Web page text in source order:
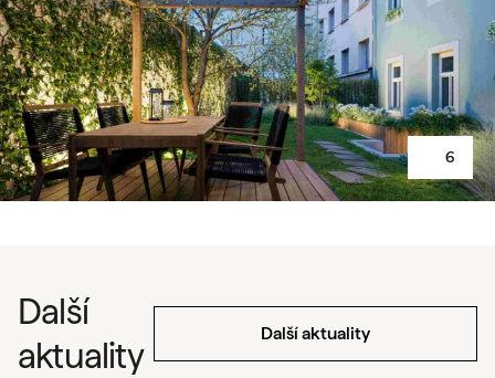
6
Další
aktuality
Další aktuality